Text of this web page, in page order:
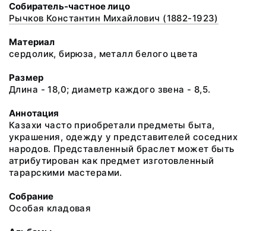
Собиратель-частное лицо
Рычков Константин Михайлович (1882-1923)
Материал
сердолик, бирюза, металл белого цвета
Размер
Длина - 18,0; диаметр каждого звена - 8,5.
Аннотация
Казахи часто приобретали предметы быта,
украшения, одежду у представителей соседних
народов. Представленный браслет может быть
атрибутирован как предмет изготовленный
тарарскими мастерами.
Собрание
Особая кладовая